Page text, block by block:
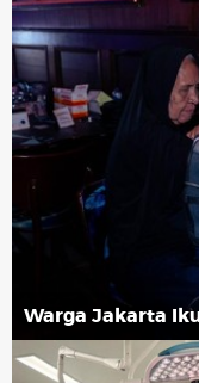
Warga Jakarta